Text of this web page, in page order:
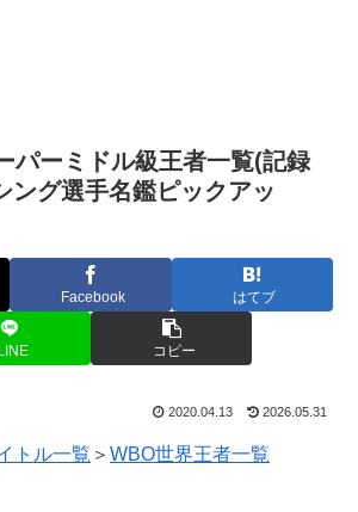
パーミドル級王者一覧(記録
グ選手名鑑ピックアッ
Facebook はてブ
LINE コピー
2020.04.13 2026.05.31
トル一覧 ＞ WBO世界王者一覧